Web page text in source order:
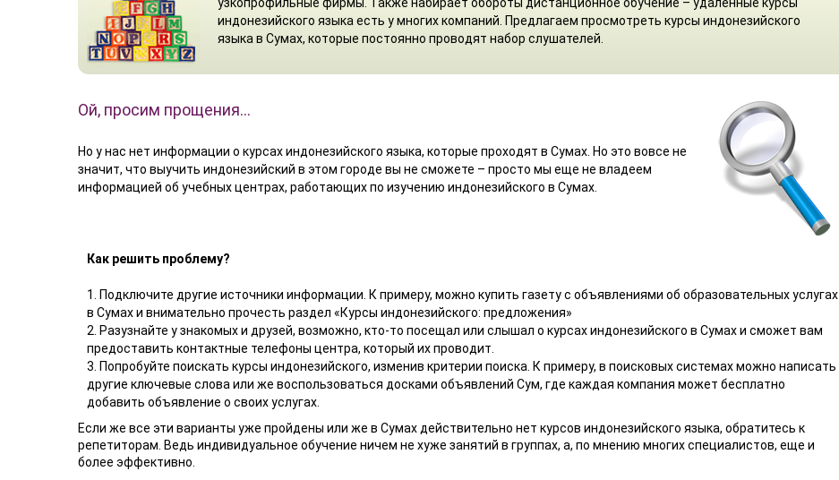
индонезийского языка есть у многих компаний. Предлагаем просмотреть курсы индонезийского
языка в Сумах, которые постоянно проводят набор слушателей.
Ой, просим прощения…
Но у нас нет информации о курсах индонезийского языка, которые проходят в Сумах. Но это вовсе не
значит, что выучить индонезийский в этом городе вы не сможете – просто мы еще не владеем
информацией об учебных центрах, работающих по изучению индонезийского в Сумах.
Как решить проблему?
1. Подключите другие источники информации. К примеру, можно купить газету с объявлениями об образовательных услугах
в Сумах и внимательно прочесть раздел «Курсы индонезийского: предложения»
2. Разузнайте у знакомых и друзей, возможно, кто-то посещал или слышал о курсах индонезийского в Сумах и сможет вам
предоставить контактные телефоны центра, который их проводит.
3. Попробуйте поискать курсы индонезийского, изменив критерии поиска. К примеру, в поисковых системах можно написать
другие ключевые слова или же воспользоваться досками объявлений Сум, где каждая компания может бесплатно
добавить объявление о своих услугах.
Если же все эти варианты уже пройдены или же в Сумах действительно нет курсов индонезийского языка, обратитесь к
репетиторам. Ведь индивидуальное обучение ничем не хуже занятий в группах, а, по мнению многих специалистов, еще и
более эффективно.